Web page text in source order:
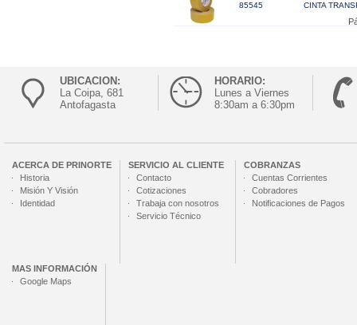
85545 CINTA
UBICACION:
La Coipa, 681
Antofagasta
HORARIO:
Lunes a Viernes
8:30am a 6:30pm
ACERCA DE PRINORTE
Historia
Misión Y Visión
Identidad
SERVICIO AL CLIENTE
Contacto
Cotizaciones
Trabaja con nosotros
Servicio Técnico
COBRANZAS
Cuentas Corrientes
Cobradores
Notificaciones de Pagos
MAS INFORMACIÓN
Google Maps